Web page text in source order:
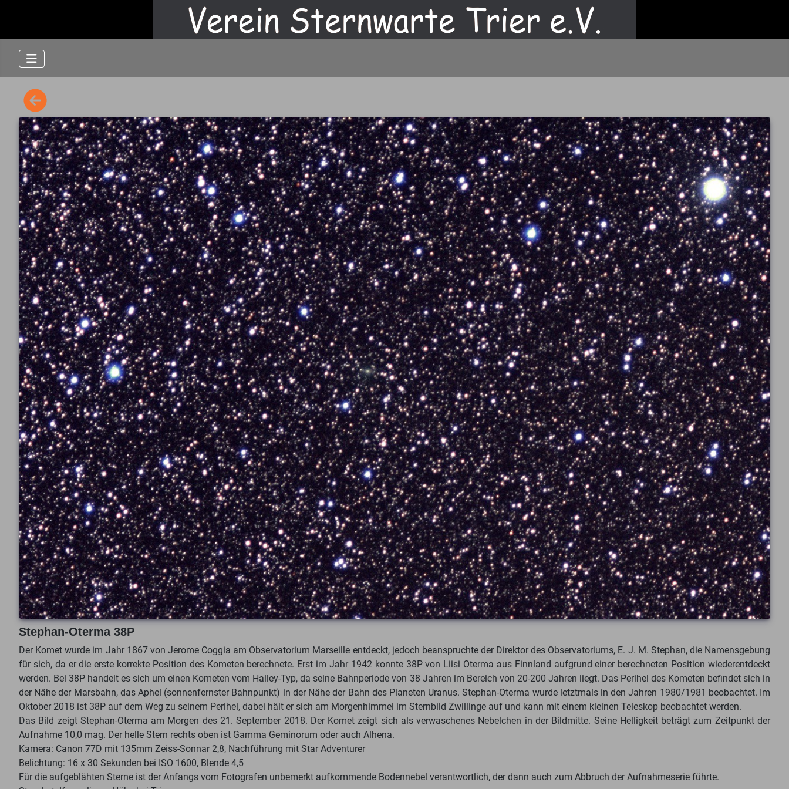
Stephan-Oterma 38P
Der Komet wurde im Jahr 1867 von Jerome Coggia am Observatorium Marseille entdeckt, jedoch beanspruchte der Direktor des Observatoriums, E. J. M. Stephan, die Namensgebung
für sich, da er die erste korrekte Position des Kometen berechnete. Erst im Jahr 1942 konnte 38P von Liisi Oterma aus Finnland aufgrund einer berechneten Position wiederentdeckt
werden. Bei 38P handelt es sich um einen Kometen vom Halley-Typ, da seine Bahnperiode von 38 Jahren im Bereich von 20-200 Jahren liegt. Das Perihel des Kometen befindet sich in
der Nähe der Marsbahn, das Aphel (sonnenfernster Bahnpunkt) in der Nähe der Bahn des Planeten Uranus. Stephan-Oterma wurde letztmals in den Jahren 1980/1981 beobachtet. Im
Oktober 2018 ist 38P auf dem Weg zu seinem Perihel, dabei hält er sich am Morgenhimmel im Sternbild Zwillinge auf und kann mit einem kleinen Teleskop beobachtet werden.
Das Bild zeigt Stephan-Oterma am Morgen des 21. September 2018. Der Komet zeigt sich als verwaschenes Nebelchen in der Bildmitte. Seine Helligkeit beträgt zum Zeitpunkt der
Aufnahme 10,0 mag. Der helle Stern rechts oben ist Gamma Geminorum oder auch Alhena.
Kamera: Canon 77D mit 135mm Zeiss-Sonnar 2,8, Nachführung mit Star Adventurer
Belichtung: 16 x 30 Sekunden bei ISO 1600, Blende 4,5
Für die aufgeblähten Sterne ist der Anfangs vom Fotografen unbemerkt aufkommende Bodennebel verantwortlich, der dann auch zum Abbruch der Aufnahmeserie führte.